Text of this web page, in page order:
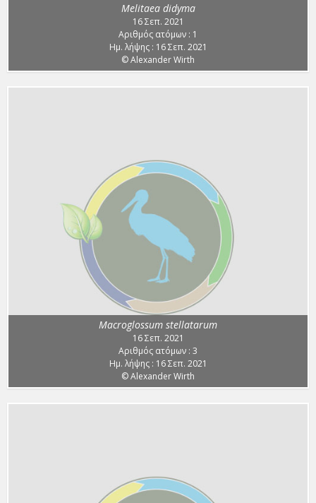
Melitaea didyma
16 Σεπ. 2021
Αριθμός ατόμων : 1
Ημ. λήψης : 16 Σεπ. 2021
© Alexander Wirth
Macroglossum stellatarum
16 Σεπ. 2021
Αριθμός ατόμων : 3
Ημ. λήψης : 16 Σεπ. 2021
© Alexander Wirth